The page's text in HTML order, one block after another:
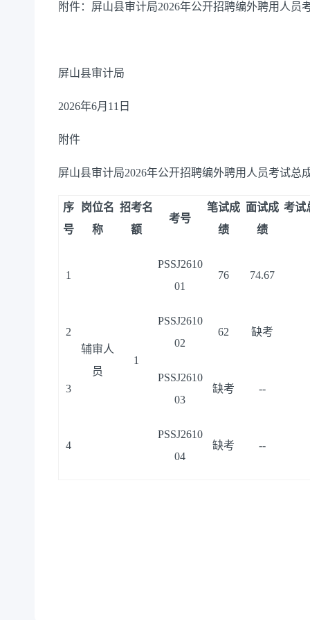
附件：屏山县审计局2026年公开招聘编外聘用人员
屏山县审计局
2026年6月11日
附件
屏山县审计局2026年公开招聘编外聘用人员考试总
序
号
岗位名
称
招考名
额
考号
笔试成
绩
面试成
绩
考试
1
辅审人
员
1
PSSJ2610
01
76 74.67
2
PSSJ2610
02
62 缺考
3
PSSJ2610
03
缺考 --
4
PSSJ2610
04
缺考 --